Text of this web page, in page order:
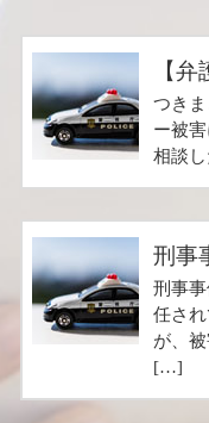
【
つき
ー被
相談
刑事
刑事
任さ
が、
[…]